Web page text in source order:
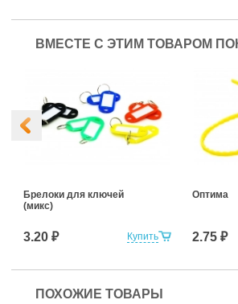
ВМЕСТЕ С ЭТИМ ТОВАРОМ
Купить
Брелоки для ключей
(микс)
3.20 ₽
Оптима
2.75 ₽
ПОХОЖИЕ ТОВАРЫ